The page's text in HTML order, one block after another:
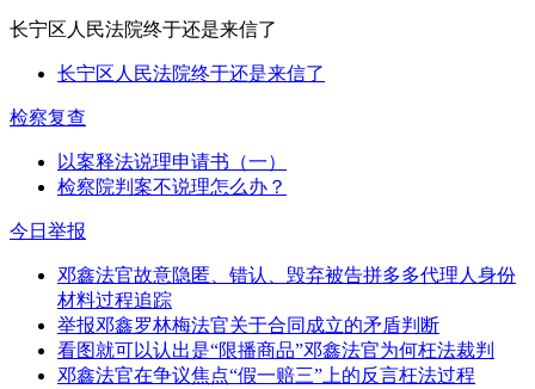
长宁区人民法院终于还是来信了
长宁区人民法院终于还是来信了
检察复查
以案释法说理申请书（一）
检察院判案不说理怎么办？
今日举报
邓鑫法官故意隐匿、错认、毁弃被告拼多多代理人身份
材料过程追踪
举报邓鑫罗林梅法官关于合同成立的矛盾判断
看图就可以认出是“限播商品”邓鑫法官为何枉法裁判
邓鑫法官在争议焦点“假一赔三”上的反言枉法过程